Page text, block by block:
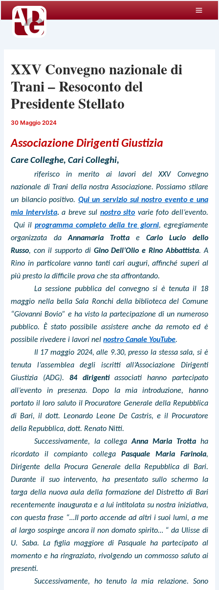
contenuto
XXV Convegno nazionale di
Trani – Resoconto del
Presidente Stellato
30 Maggio 2024
Associazione Dirigenti Giustizia
Care Colleghe, Cari Colleghi,
riferisco in merito ai lavori del XXV Convegno
nazionale di Trani della nostra Associazione. Possiamo stilare
un bilancio positivo. Qui un servizio sul nostro evento e una
mia intervista. a breve sul nostro sito varie foto dell’evento.
Qui ilprogramma completo della tre giorni, egregiamente
organizzata daAnnamaria Trottae Carlo Lucio dello
Russo, con il supporto diGino Dell’Olio e Rino Abbattista. A
Rino in particolare vanno tanti cari auguri, affinché superi al
più presto la difficile prova che sta affrontando.
La sessione pubblica del convegno si è tenuta il 18
maggio nella bella Sala Ronchi della biblioteca del Comune
“Giovanni Bovio” e ha visto la partecipazione di un numeroso
pubblico. È stato possibile assistere anche da remoto ed è
possibile rivedere i lavori nelnostro Canale YouTube.
Il 17 maggio 2024, alle 9.30, presso la stessa sala, si è
tenuta l’assemblea degli iscritti all’Associazione Dirigenti
Giustizia (ADG). 84 dirigentiassociati hanno partecipato
all’evento in presenza. Dopo la mia introduzione, hanno
portato il loro saluto il Procuratore Generale della Repubblica
di Bari, il dott. Leonardo Leone De Castris, e il Procuratore
della Repubblica, dott. Renato Nitti.
Successivamente, la collegaAnna Maria Trottaha
ricordato il compianto collega Pasquale Maria Farinola,
Dirigente della Procura Generale della Repubblica di Bari.
Durante il suo intervento, ha presentato sullo schermo la
targa della nuova aula della formazione del Distretto di Bari
recentemente inaugurata e a lui intitolata su nostra iniziativa,
con questa frase “…Il porto accende ad altri i suoi lumi, a me
al largo sospinge ancora il non domato spirito… “ da Ulisse di
U. Saba. La figlia maggiore di Pasquale ha partecipato al
momento e ha ringraziato, rivolgendo un commosso saluto ai
presenti.
Successivamente, ho tenuto la mia relazione. Sono